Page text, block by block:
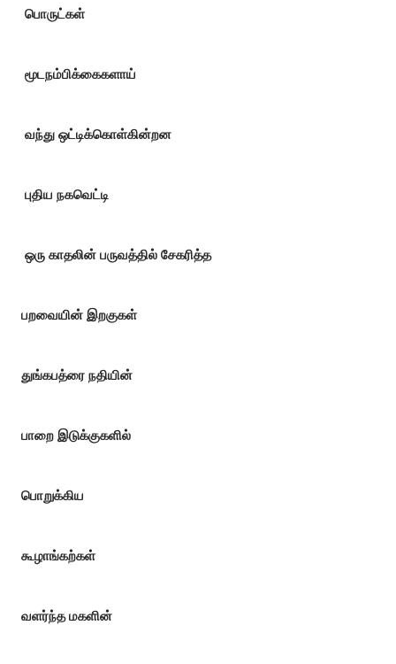
பொருட்கள்
மூடநம்பிக்கைகளாய்
வந்து ஒட்டிக்கொள்கின்றன
புதிய நகவெட்டி
ஒரு காதலின் பருவத்தில் சேகரித்த
பறவையின் இறகுகள்
துங்கபத்ரை நதியின்
பாறை இடுக்குகளில்
பொறுக்கிய
கூழாங்கற்கள்
வளர்ந்த மகளின்